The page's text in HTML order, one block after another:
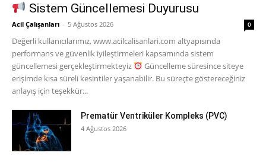
Sistem Güncellemesi Duyurusu
Acil Çalışanları - 5 Ağustos 2026 0
Değerli kullanıcılarımız, www.acilcalisanlari.com altyapısında
performans ve güvenlik iyileştirmeleri kapsamında sistem
güncellemesi gerçekleştirmekteyiz
Güncelleme süresince siteye
erişimde kısa süreli kesintiler yaşanabilir. Bu süreçte göstereceğiniz
anlayış için teşekkür...
Prematür Ventriküler Kompleks (PVC)
4 Ağustos 2026